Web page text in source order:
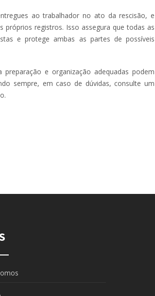
ao trabalhador no ato da rescisão, e
próprios registros. Isso assegura que todas as
e protege ambas as partes de possíveis
e organização adequadas podem
sempre, em caso de dúvidas, consulte um